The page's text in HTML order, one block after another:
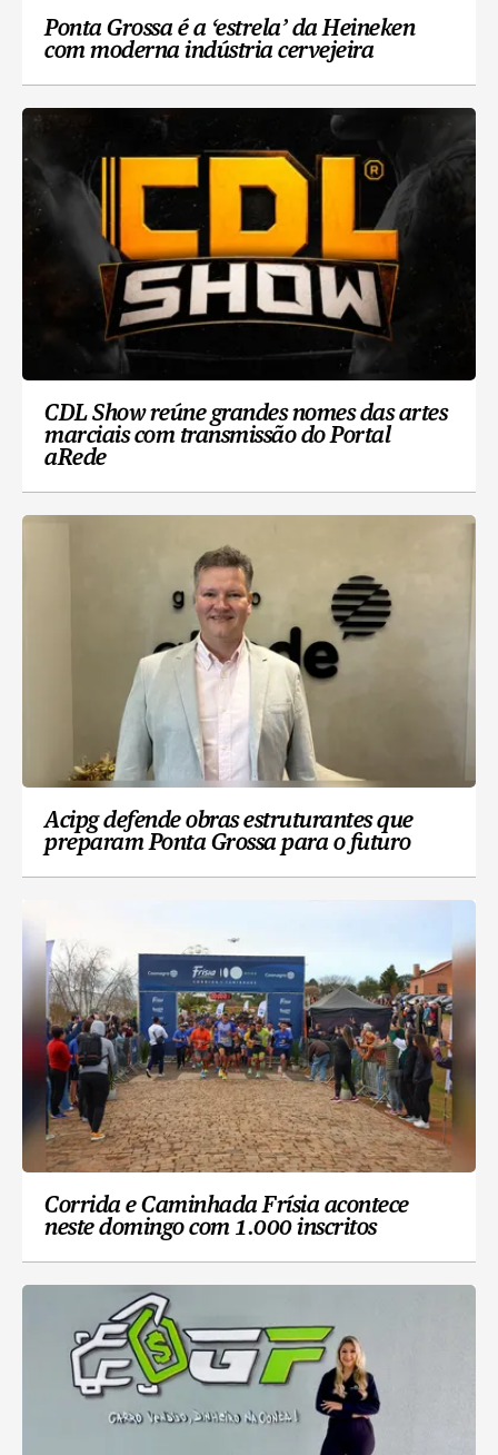
Ponta Grossa é a ‘estrela’ da Heineken
com moderna indústria cervejeira
CDL Show reúne grandes nomes das artes
marciais com transmissão do Portal
aRede
Acipg defende obras estruturantes que
preparam Ponta Grossa para o futuro
Corrida e Caminhada Frísia acontece
neste domingo com 1.000 inscritos